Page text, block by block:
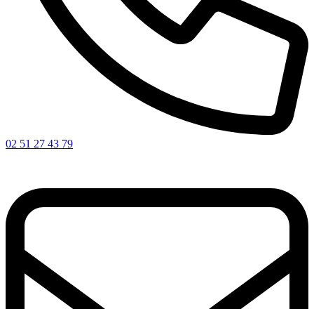
02 51 27 43 79